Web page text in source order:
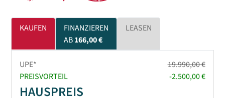
KAUFEN
FINANZIEREN
AB166,00 €
LEASEN
UPE*
19.990,00 €
PREISVORTEIL
-2.500,00 €
HAUSPREIS